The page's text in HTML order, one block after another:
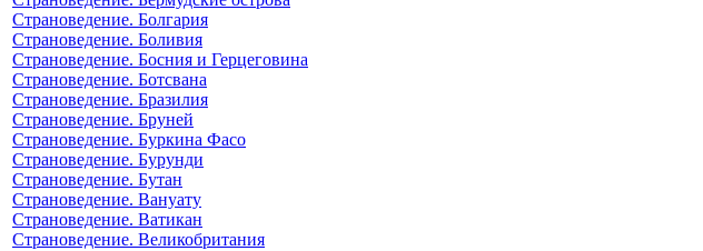
Страноведение. Болгария
Страноведение. Боливия
Страноведение. Босния и Герцеговина
Страноведение. Ботсвана
Страноведение. Бразилия
Страноведение. Бруней
Страноведение. Буркина Фасо
Страноведение. Бурунди
Страноведение. Бутан
Страноведение. Вануату
Страноведение. Ватикан
Страноведение. Великобритания